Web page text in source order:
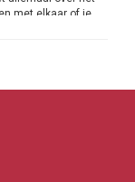
met elkaar of je
die bij je
zijn. De keus bij
zien dat door leuke
binnen de kortste